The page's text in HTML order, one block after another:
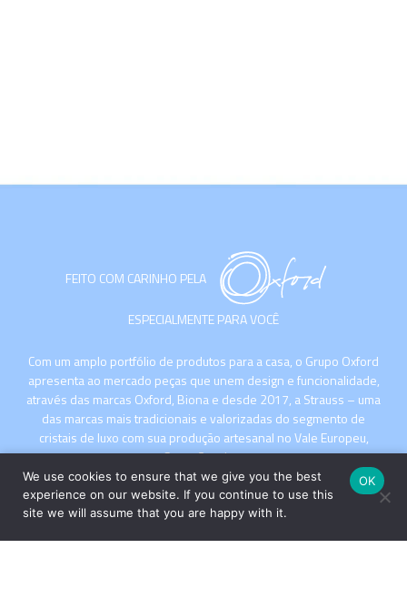
FEITO COM CARINHO PELA
ESPECIALMENTE PARA VOCÊ
Com um amplo portfólio de produtos para a casa, o Grupo Oxford
apresenta ao mercado peças que unem design e funcionalidade,
através das marcas Oxford, Biona e desde 2017, a Strauss – uma
das marcas mais tradicionais e valorizadas do segmento de
cristais de luxo com sua produção artesanal no Vale Europeu,
Santa Catarina.
We use cookies to ensure that we give you the best
experience on our website. If you continue to use this
site we will assume that you are happy with it.
OK